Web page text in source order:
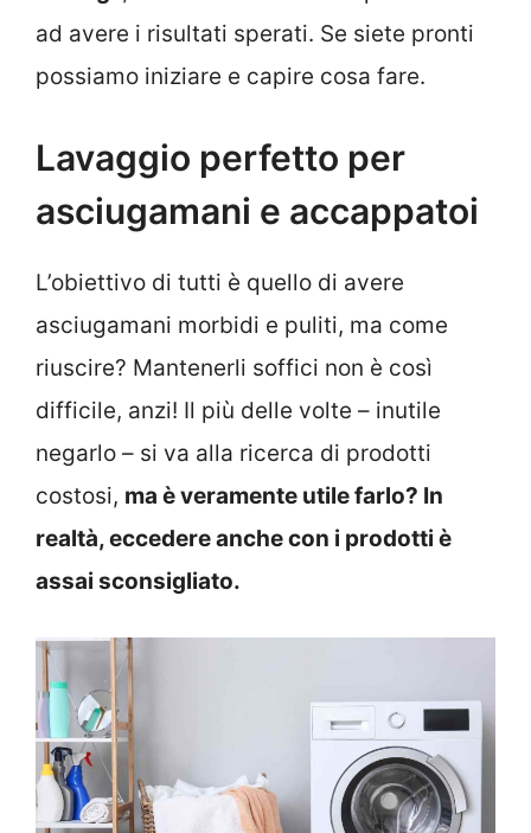
ad avere i risultati sperati. Se siete pronti
possiamo iniziare e capire cosa fare.
Lavaggio perfetto per
asciugamani e accappatoi
L’obiettivo di tutti è quello di avere
asciugamani morbidi e puliti, ma come
riuscire? Mantenerli soffici non è così
difficile, anzi! Il più delle volte – inutile
negarlo – si va alla ricerca di prodotti
costosi, ma è veramente utile farlo? In
realtà, eccedere anche con i prodotti è
assai sconsigliato.